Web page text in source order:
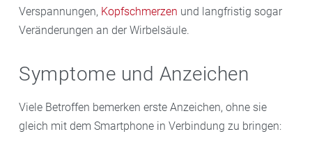
Verspannungen, Kopfschmerzen und langfristig sogar
Veränderungen an der Wirbelsäule.
Symptome und Anzeichen
Viele Betroffen bemerken erste Anzeichen, ohne sie
gleich mit dem Smartphone in Verbindung zu bringen: